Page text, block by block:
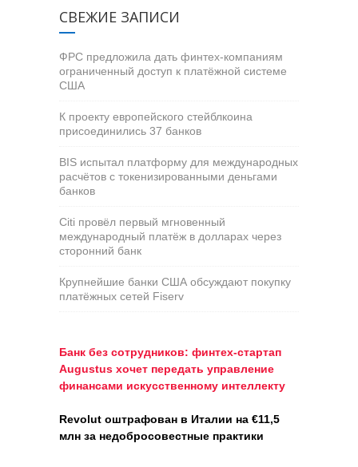
СВЕЖИЕ ЗАПИСИ
ФРС предложила дать финтех-компаниям
ограниченный доступ к платёжной системе
США
К проекту европейского стейблкоина
присоединились 37 банков
BIS испытал платформу для международных
расчётов с токенизированными деньгами
банков
Citi провёл первый мгновенный
международный платёж в долларах через
сторонний банк
Крупнейшие банки США обсуждают покупку
платёжных сетей Fiserv
Банк без сотрудников: финтех-стартап
Augustus хочет передать управление
финансами искусственному интеллекту
Revolut оштрафован в Италии на €11,5
млн за недобросовестные практики